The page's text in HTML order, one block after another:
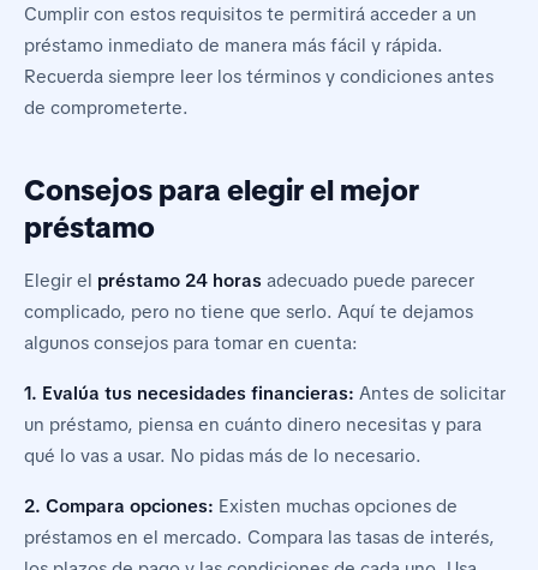
Cumplir con estos requisitos te permitirá acceder a un
préstamo inmediato de manera más fácil y rápida.
Recuerda siempre leer los términos y condiciones antes
de comprometerte.
Consejos para elegir el mejor
préstamo
Elegir el préstamo 24 horas adecuado puede parecer
complicado, pero no tiene que serlo. Aquí te dejamos
algunos consejos para tomar en cuenta:
1. Evalúa tus necesidades financieras: Antes de solicitar
un préstamo, piensa en cuánto dinero necesitas y para
qué lo vas a usar. No pidas más de lo necesario.
2. Compara opciones: Existen muchas opciones de
préstamos en el mercado. Compara las tasas de interés,